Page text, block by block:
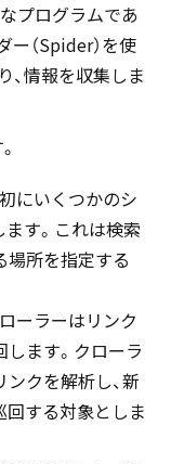
プログラムであ
ー（Spider）を使
、情報を収集しま
にいくつかのシ
ます。これは検索
場所を指定する
ーラーはリンク
ます。クローラ
クを解析し、新
する対象としま